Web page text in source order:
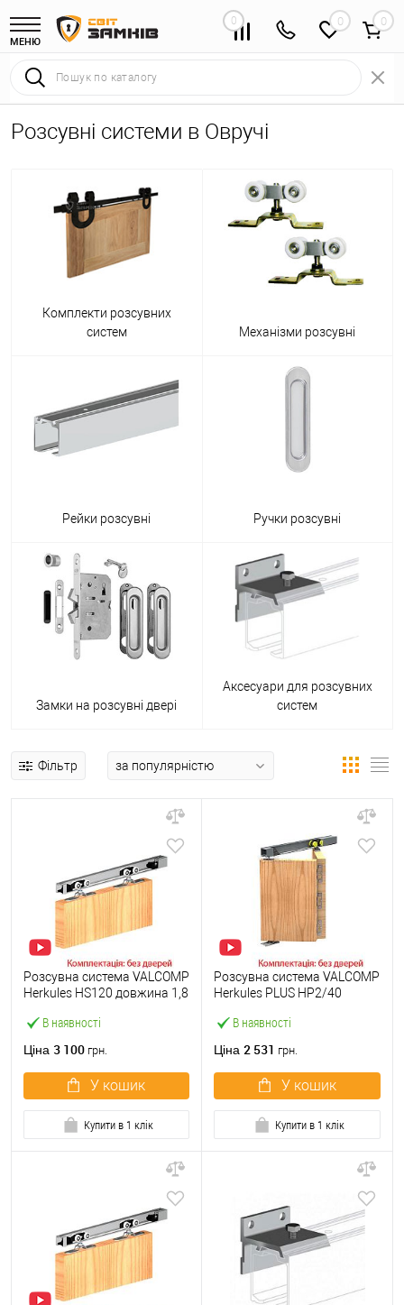
МЕНЮ
0 0
Розсувні системи в Овручі
Комплекти розсувних
систем
Механізми розсувні
Рейки розсувні Ручки розсувні
Замки на розсувні двері
Аксесуари для розсувних
систем
Фільтр
В наявності
Розсувна система VALCOMP
Herkules HS120 довжина 1,8
120 кг
Ціна 3 100 грн.
У кошик
Купити в 1 клік
В наявності
Розсувна система VALCOMP
Herkules PLUS HP2/40
вагою до 40 кг
Ціна 2 531 грн.
У кошик
Купити в 1 клік